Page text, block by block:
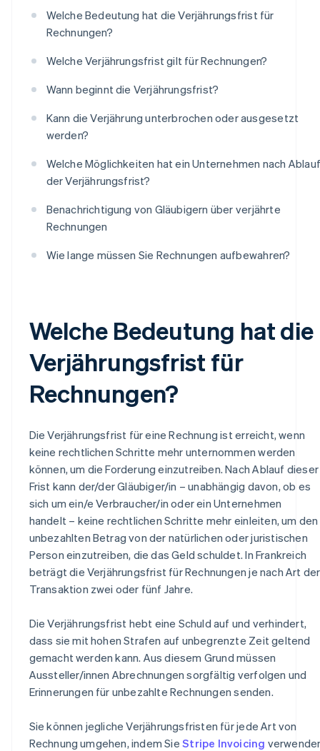
Welche Bedeutung hat die Verjährungsfrist für
Rechnungen?
Welche Verjährungsfrist gilt für Rechnungen?
Wann beginnt die Verjährungsfrist?
Kann die Verjährung unterbrochen oder ausgesetzt
werden?
Welche Möglichkeiten hat ein Unternehmen nach Ablauf
der Verjährungsfrist?
Benachrichtigung von Gläubigern über verjährte
Rechnungen
Wie lange müssen Sie Rechnungen aufbewahren?
Welche Bedeutung hat die
Verjährungsfrist für
Rechnungen?
Die Verjährungsfrist für eine Rechnung ist erreicht, wenn
keine rechtlichen Schritte mehr unternommen werden
können, um die Forderung einzutreiben. Nach Ablauf dieser
Frist kann der/der Gläubiger/in – unabhängig davon, ob es
sich um ein/e Verbraucher/in oder ein Unternehmen
handelt – keine rechtlichen Schritte mehr einleiten, um den
unbezahlten Betrag von der natürlichen oder juristischen
Person einzutreiben, die das Geld schuldet. In Frankreich
beträgt die Verjährungsfrist für Rechnungen je nach Art der
Transaktion zwei oder fünf Jahre.
Die Verjährungsfrist hebt eine Schuld auf und verhindert,
dass sie mit hohen Strafen auf unbegrenzte Zeit geltend
gemacht werden kann. Aus diesem Grund müssen
Aussteller/innen Abrechnungen sorgfältig verfolgen und
Erinnerungen für unbezahlte Rechnungen senden.
Sie können jegliche Verjährungsfristen für jede Art von
Rechnung umgehen, indem SieStripe Invoicing